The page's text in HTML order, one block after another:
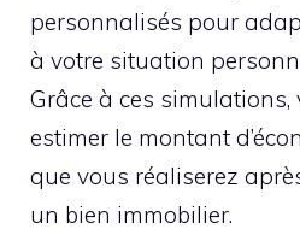
personnalisés pour
à votre situation
Grâce à ces simulations,
estimer le montant
que vous réaliserez
un bien immobilier.